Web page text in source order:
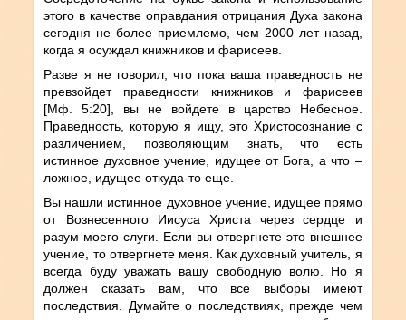
этого в качестве оправдания отрицания Духа закона
сегодня не более приемлемо, чем 2000 лет назад,
когда я осуждал книжников и фарисеев.
Разве я не говорил, что пока ваша праведность не
превзойдет праведности книжников и фарисеев
[Мф. 5:20], вы не войдете в царство Небесное.
Праведность, которую я ищу, это Христосознание с
различением, позволяющим знать, что есть
истинное духовное учение, идущее от Бога, а что –
ложное, идущее откуда-то еще.
Вы нашли истинное духовное учение, идущее прямо
от Вознесенного Иисуса Христа через сердце и
разум моего слуги. Если вы отвергнете это внешнее
учение, то отвергнете меня. Как духовный учитель, я
всегда буду уважать вашу свободную волю. Но я
должен сказать вам, что все выборы имеют
последствия. Думайте о последствиях, прежде чем